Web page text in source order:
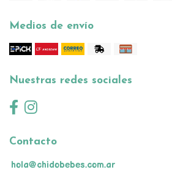
Medios de envío
Nuestras redes sociales
Contacto
hola@chidobebes.com.ar